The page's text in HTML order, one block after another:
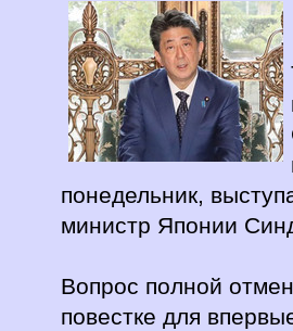
понедельник,
министр Японии
Вопрос полной
повестке для